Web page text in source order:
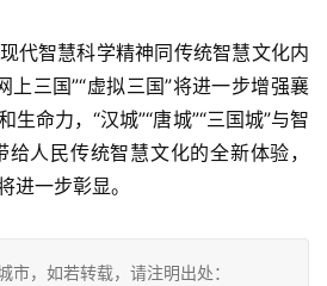
代智慧科学精神同传统智慧文化内
上三国”“虚拟三国”将进一步增强襄
生命力，“汉城”“唐城”“三国城”与智
人民传统智慧文化的全新体验，
进一步彰显。
市，如若转载，请注明出处：